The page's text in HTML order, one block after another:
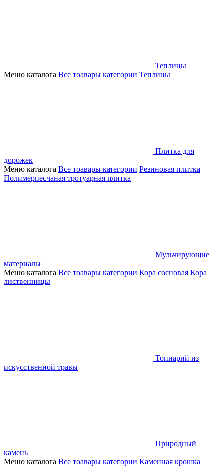
Теплицы
Меню каталога Все тоавары категории Теплицы
Плитка для
дорожек
Меню каталога Все тоавары категории Резиновая плитка
Полимерпесчаная тротуарная плитка
Мульчирующие
материалы
Меню каталога Все тоавары категории Кора сосновая Кора
лиственницы
Топиарий из
искусственной травы
Природный
камень
Меню каталога Все тоавары категории Каменная крошка